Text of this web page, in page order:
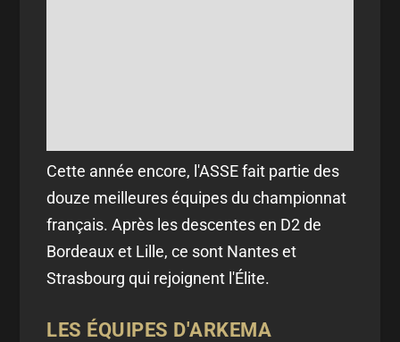
Cette année encore, l'ASSE fait partie des
douze meilleures équipes du championnat
français. Après les descentes en D2 de
Bordeaux et Lille, ce sont Nantes et
Strasbourg qui rejoignent l'Élite.
LES ÉQUIPES D'ARKEMA